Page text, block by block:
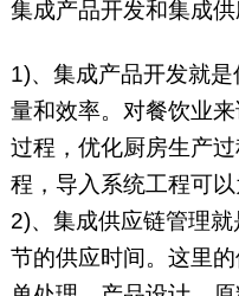
集成产品开发和集成供
1)、集成产品开发就
量和效率。对餐饮业
过程，优化厨房生产
程，导入系统工程可
2)、集成供应链管理
节的供应时间。这里